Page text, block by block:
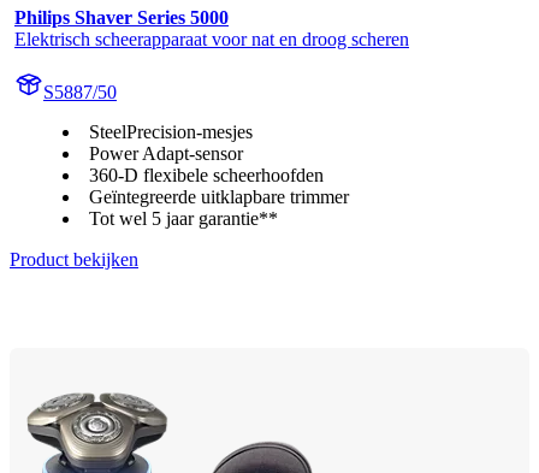
Philips Shaver Series 5000
Elektrisch scheerapparaat voor nat en droog scheren
S5887/50
SteelPrecision-mesjes
Power Adapt-sensor
360-D flexibele scheerhoofden
Geïntegreerde uitklapbare trimmer
Tot wel 5 jaar garantie**
Product bekijken